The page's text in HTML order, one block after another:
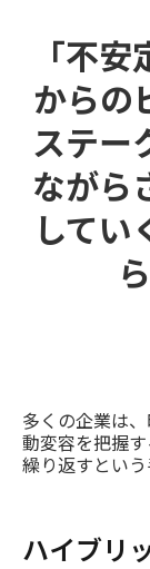
「不
からの
ステー
ながら
してい
多くの企業は
動変容を把握
繰り返すという
ハイブリ